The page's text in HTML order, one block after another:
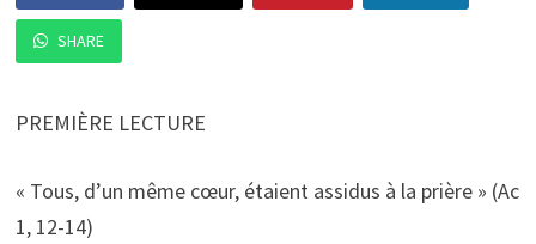
SHARE
PREMIÈRE LECTURE
« Tous, d’un même cœur, étaient assidus à la prière » (Ac
1, 12-14)